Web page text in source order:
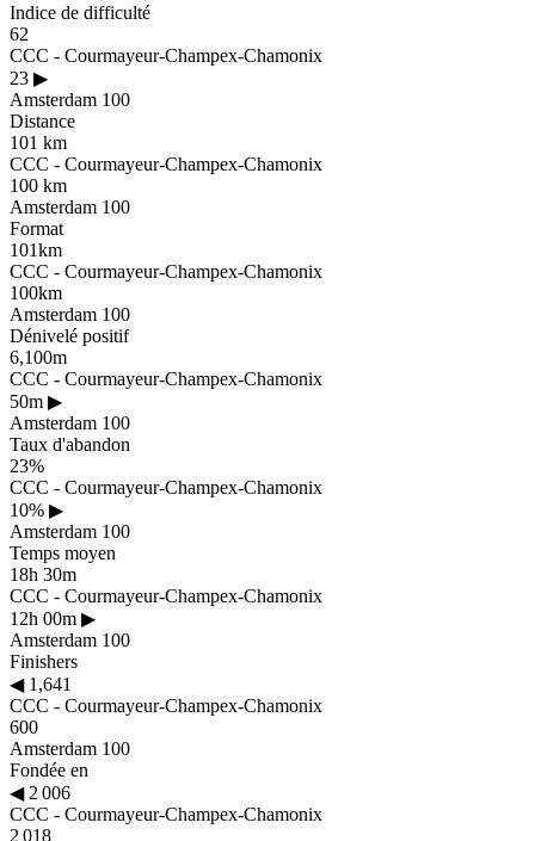
Indice de difficulté
62
CCC - Courmayeur-Champex-Chamonix
23 ▶
Amsterdam 100
Distance
101 km
CCC - Courmayeur-Champex-Chamonix
100 km
Amsterdam 100
Format
101km
CCC - Courmayeur-Champex-Chamonix
100km
Amsterdam 100
Dénivelé positif
6,100m
CCC - Courmayeur-Champex-Chamonix
50m ▶
Amsterdam 100
Taux d'abandon
23%
CCC - Courmayeur-Champex-Chamonix
10% ▶
Amsterdam 100
Temps moyen
18h 30m
CCC - Courmayeur-Champex-Chamonix
12h 00m ▶
Amsterdam 100
Finishers
◀1,641
CCC - Courmayeur-Champex-Chamonix
600
Amsterdam 100
Fondée en
◀2 006
CCC - Courmayeur-Champex-Chamonix
2 018